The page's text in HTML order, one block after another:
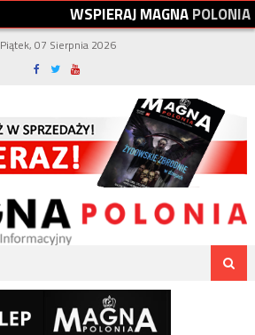
WSPIERAJMAGNAPOLONIA
Piątek, 07 Sierpnia 2026